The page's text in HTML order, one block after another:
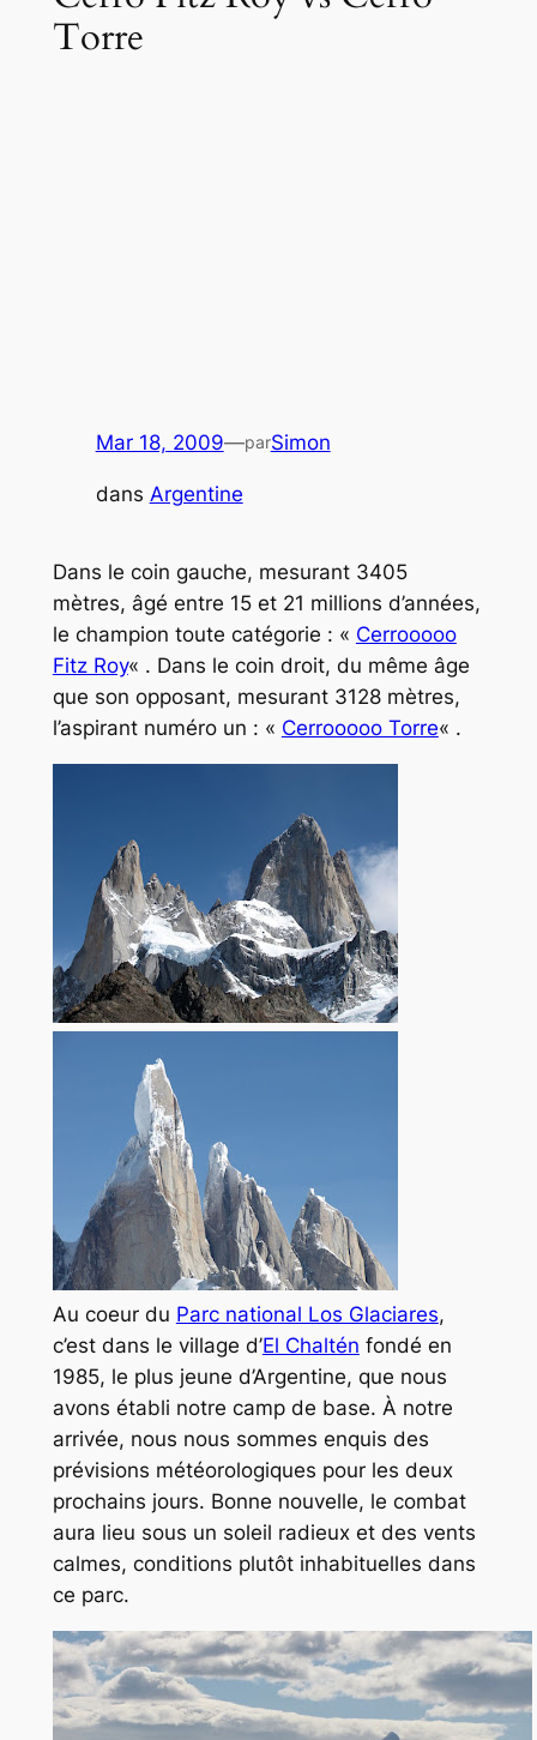
Torre
Mar 18, 2009—parSimon
dans Argentine
Dans le coin gauche, mesurant 3405
mètres, âgé entre 15 et 21 millions d’années,
le champion toute catégorie : « Cerrooooo
Fitz Roy« . Dans le coin droit, du même âge
que son opposant, mesurant 3128 mètres,
l’aspirant numéro un : « Cerrooooo Torre« .
Au coeur du Parc national Los Glaciares,
c’est dans le village d’El Chaltén fondé en
1985, le plus jeune d’Argentine, que nous
avons établi notre camp de base. À notre
arrivée, nous nous sommes enquis des
prévisions météorologiques pour les deux
prochains jours. Bonne nouvelle, le combat
aura lieu sous un soleil radieux et des vents
calmes, conditions plutôt inhabituelles dans
ce parc.